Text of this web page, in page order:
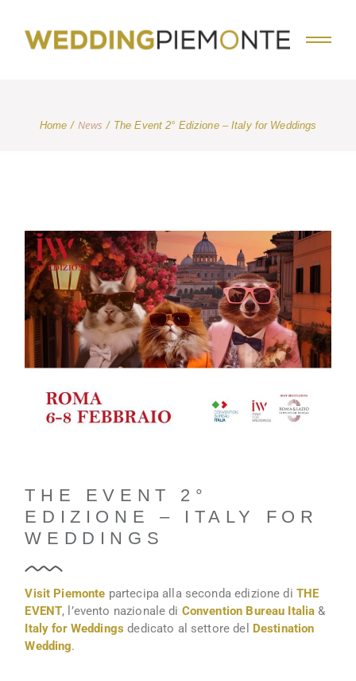
Home News The Event 2° Edizione – Italy for Weddings
THE EVENT 2°
EDIZIONE – ITALY FOR
WEDDINGS
Visit Piemonte partecipa alla seconda edizione di THE
EVENT, l’evento nazionale di Convention Bureau Italia &
Italy for Weddings dedicato al settore del Destination
Wedding.